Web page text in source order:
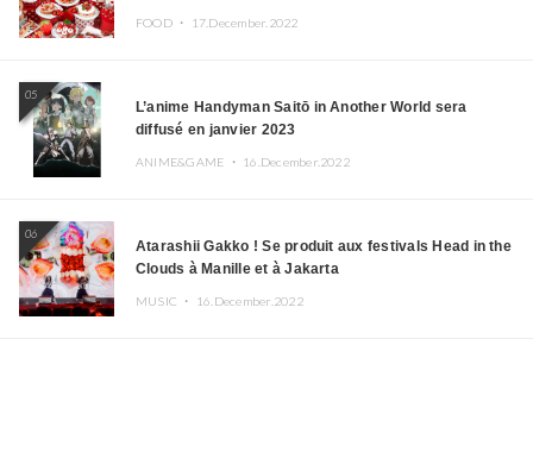
FOOD ・ 17.December.2022
05
L’anime Handyman Saitō in Another World sera
diffusé en janvier 2023
ANIME&GAME ・ 16.December.2022
06
Atarashii Gakko ! Se produit aux festivals Head in the
Clouds à Manille et à Jakarta
MUSIC ・ 16.December.2022